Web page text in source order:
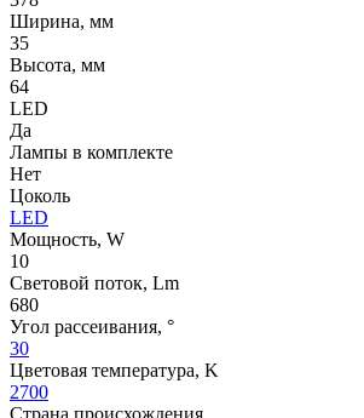
Ширина, мм
35
Высота, мм
64
LED
Да
Лампы в комплекте
Нет
Цоколь
LED
Мощность, W
10
Световой поток, Lm
680
Угол рассеивания, °
30
Цветовая температура, K
2700
Страна происхождения